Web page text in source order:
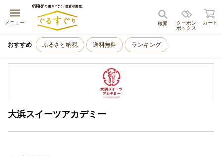
メニュー
キャンセル
クーポン
ボックス
検索 カート
おすすめ ふるさと納税 送料無料 ランキング
大浜スイーツアカデミー